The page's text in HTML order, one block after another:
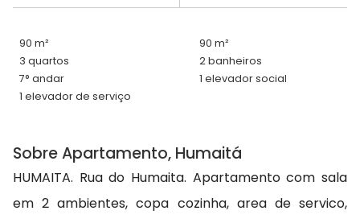
90 m²
90 m²
3 quartos
2 banheiros
7° andar
1 elevador social
1 elevador de serviço
Sobre Apartamento, Humaitá
HUMAITA. Rua do Humaita. Apartamento com sala
em 2 ambientes, copa cozinha, area de servico,